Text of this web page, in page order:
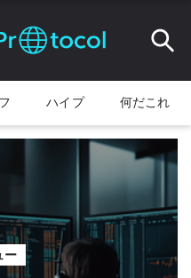
ハイプ 何だこれ
ー